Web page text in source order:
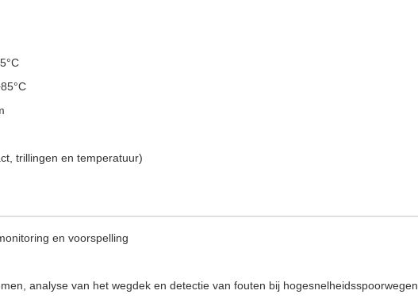
trillingen en temperatuur)
en voorspelling
analyse van het wegdek en detectie van fouten bij hogesnelheidsspoorwegen